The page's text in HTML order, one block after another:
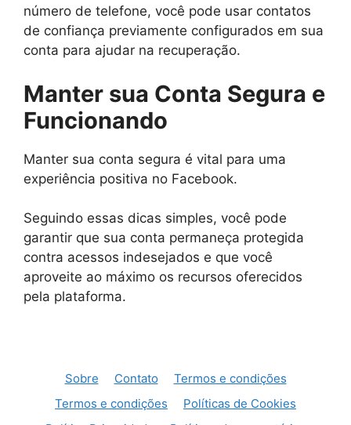
número de telefone, você pode usar contatos
de confiança previamente configurados em sua
conta para ajudar na recuperação.
Manter sua Conta Segura e
Funcionando
Manter sua conta segura é vital para uma
experiência positiva no Facebook.
Seguindo essas dicas simples, você pode
garantir que sua conta permaneça protegida
contra acessos indesejados e que você
aproveite ao máximo os recursos oferecidos
pela plataforma.
Sobre Contato
Termos e condições
Termos e condições
Políticas de Cookies